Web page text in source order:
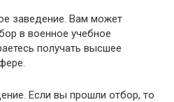
заведение. Вам может
в военное учебное
получать высшее
Если вы прошли отбор, то